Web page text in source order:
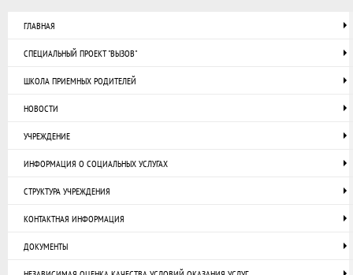
ГЛАВНАЯ
СПЕЦИАЛЬНЫЙ ПРОЕКТ "ВЫЗОВ"
ШКОЛА ПРИЕМНЫХ РОДИТЕЛЕЙ
НОВОСТИ
УЧРЕЖДЕНИЕ
ИНФОРМАЦИЯ О СОЦИАЛЬНЫХ УСЛУГАХ
СТРУКТУРА УЧРЕЖДЕНИЯ
КОНТАКТНАЯ ИНФОРМАЦИЯ
ДОКУМЕНТЫ